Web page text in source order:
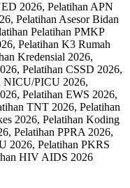
2026, Pelatihan APN
Pelatihan Asesor Bidan
Pelatihan PMKP
Pelatihan K3 Rumah
Kredensial 2026,
Pelatihan CSSD 2026,
NICU/PICU 2026,
Pelatihan EWS 2026,
TNT 2026, Pelatihan
2026, Pelatihan Koding
Pelatihan PPRA 2026,
2026, Pelatihan PKRS
HIV AIDS 2026